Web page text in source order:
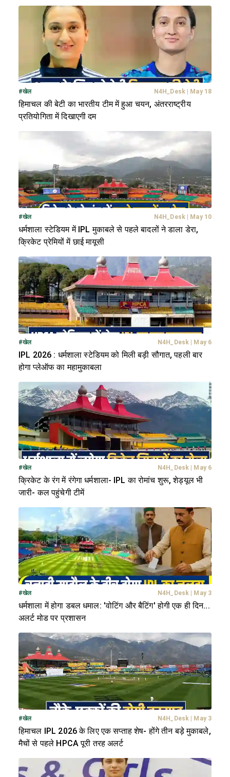
#खेल N4H_Desk| May 18
हिमाचल की बेटी का भारतीय टीम में हुआ चयन, अंतरराष्ट्रीय
प्रतियोगिता में दिखाएगी दम
#खेल N4H_Desk| May 10
धर्मशाला स्टेडियम में IPL मुकाबले से पहले बादलों ने डाला डेरा,
क्रिकेट प्रेमियों में छाई मायूसी
#खेल N4H_Desk May 6
IPL 2026 : धर्मशाला स्टेडियम को मिली बड़ी सौगात, पहली बार
होगा प्लेऑफ का महामुकाबला
#खेल N4H_Desk May 6
क्रिकेट के रंग में रंगेगा धर्मशाला- IPL का रोमांच शुरू, शेड्यूल भी
जारी- कल पहुंचेगी टीमें
#खेल N4H_Desk May 3
धर्मशाला में होगा डबल धमाल: 'वोटिंग और बैटिंग' होगी एक ही दिन...
अलर्ट मोड पर प्रशासन
#खेल N4H_Desk May 3
हिमाचल IPL 2026 के लिए एक सप्ताह शेष- होंगे तीन बड़े मुकाबले,
मैचों से पहले HPCA पूरी तरह अलर्ट